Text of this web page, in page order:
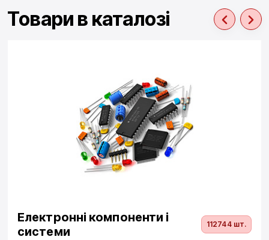
Товари в каталозі
Електронні компоненти і
системи
112744 шт.